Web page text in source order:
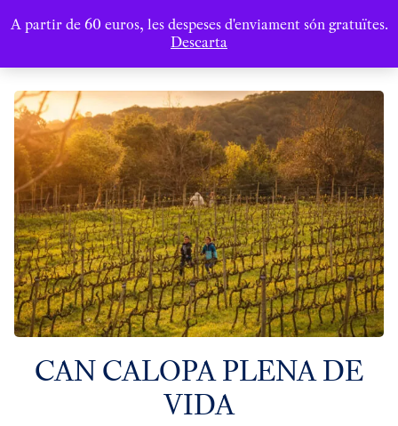
A partir de 60 euros, les despeses d'enviament són gratuïtes.
Descarta
CAN CALOPA PLENA DE
VIDA